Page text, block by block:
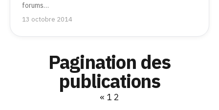
forums…
13 octobre 2014
Pagination des
publications
« 1 2